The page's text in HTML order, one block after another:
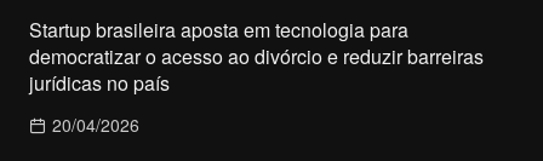
Startup brasileira aposta em tecnologia para
democratizar o acesso ao divórcio e reduzir barreiras
jurídicas no país
20/04/2026